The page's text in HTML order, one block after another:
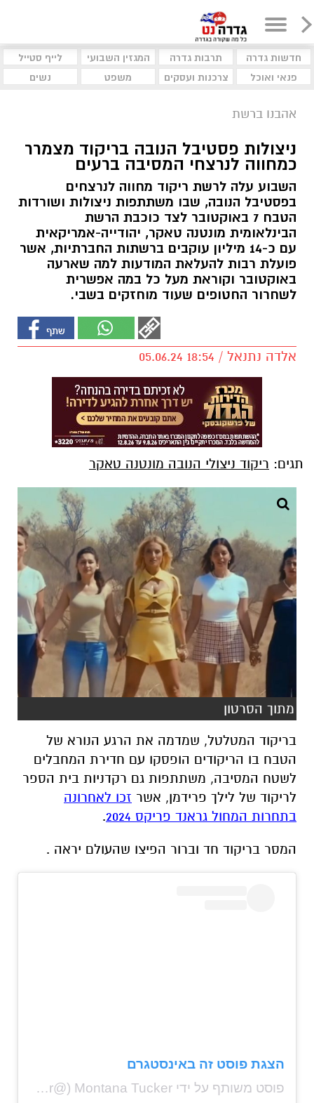
חדשות גדרה תרבות גדרה המגזין השבועי
לייף סטייל
פנאי ואוכל
צרכנות ועסקים משפט נשים
אהבנו ברשת
ניצולות פסטיבל הנובה בריקוד מצמרר
כמחווה לנרצחי המסיבה ברעים
השבוע עלה לרשת ריקוד מחווה לנרצחים
בפסטיבל הנובה, שבו משתתפות ניצולות ושורדות
הטבח 7 באוקטובר לצד כוכבת הרשת
הבינלאומית מונטנה טאקר, יהודייה-אמריקאית
עם כ-14 מיליון עוקבים ברשתות החברתיות, אשר
פועלת רבות להעלאת המודעות למה שארעה
באוקטובר וקוראת מעל כל במה אפשרית
לשחרור החטופים שעוד מוחזקים בשבי.
אלדה נתנאל / 18:54 05.06.24
תגים: ריקוד ניצולי הנובה מונטנה טאקר
מתוך הסרטון
בריקוד המטלטל, שמדמה את הרגע הנורא של
הטבח בו הריקודים הופסקו עם חדירת המחבלים
לשטח המסיבה, משתתפות גם רקדניות בית הספר
לריקוד של לילך פרידמן, אשר זכו לאחרונה
בתחרות המחול גראנד פריקס 2024
.
המסר בריקוד חד וברור הפיצו שהעולם יראה .
הצגת פוסט זה באינסטגרם
פוסט משותף על ידי ‏‎Montana Tucker‎‏ (@‏‎montanatucker‎‏)